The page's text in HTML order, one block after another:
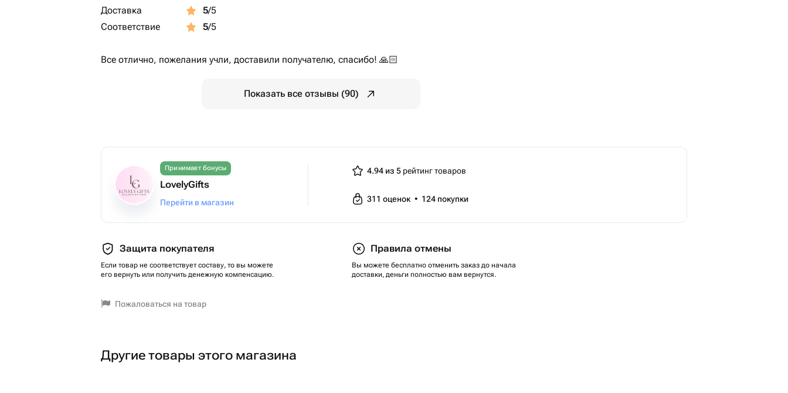
Доставка
5/5
Соответствие
5/5
Все отлично, пожелания учли, доставили получателю, спасибо! 🙏🏻
Показать все отзывы (90)
Принимает бонусы
LovelyGifts
Перейти в магазин
4.94 из 5 рейтинг товаров
311 оценок • 124 покупки
Защита покупателя
Если товар не соответствует составу, то вы можете
его вернуть или получить денежную компенсацию.
Правила отмены
Вы можете бесплатно отменить заказ до начала
доставки, деньги полностью вам вернутся.
Пожаловаться на товар
Другие товары этого магазина